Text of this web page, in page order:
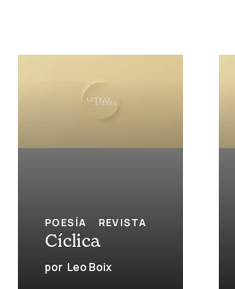
POESÍA REVISTA
Cíclica
por Leo Boix